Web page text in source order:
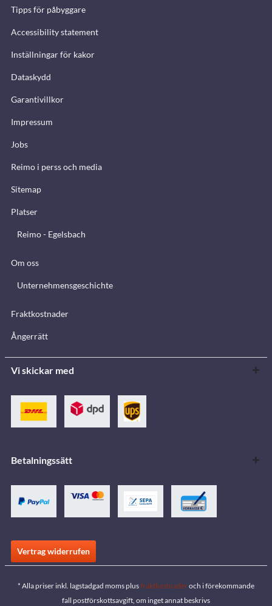
Tipps för påbyggare
Accessibility statement
Inställningar för kakor
Dataskydd
Garantivillkor
Impressum
Jobs
Reimo i perss och media
Sitemap
Platser
Reimo - Egelsbach
Om oss
Unternehmensgeschichte
Fraktkostnader
Ångerrätt
Vi skickar med
Betalningssätt
Vertrag widerrufen
* Alla priser inkl. lagstadgad moms plusfraktkostnaderoch i förekommande
fall postförskottsavgift, om inget annat beskrivs